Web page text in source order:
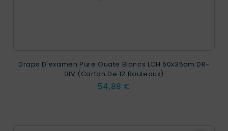
Draps D'examen Pure Ouate Blancs LCH 50x35cm DR-
01V (Carton De 12 Rouleaux)
Prix
54,88 €